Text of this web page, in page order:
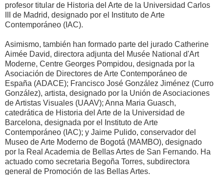
profesor titular de Historia del Arte de la Universidad Carlos
III de Madrid, designado por el Instituto de Arte
Contemporáneo (IAC).
Asimismo, también han formado parte del jurado Catherine
Aimée David, directora adjunta del Musée National d'Art
Moderne, Centre Georges Pompidou, designada por la
Asociación de Directores de Arte Contemporáneo de
España (ADACE); Francisco José González Jiménez (Curro
González), artista, designado por la Unión de Asociaciones
de Artistas Visuales (UAAV); Anna Maria Guasch,
catedrática de Historia del Arte de la Universidad de
Barcelona, designada por el Instituto de Arte
Contemporáneo (IAC); y Jaime Pulido, conservador del
Museo de Arte Moderno de Bogotá (MAMBO), designado
por la Real Academia de Bellas Artes de San Fernando. Ha
actuado como secretaria Begoña Torres, subdirectora
general de Promoción de las Bellas Artes.